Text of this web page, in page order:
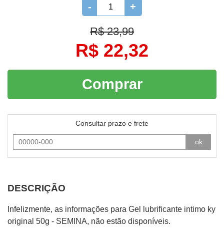
- +
R$ 23,99
R$ 22,32
Comprar
Consultar prazo e frete
ok
DESCRIÇÃO
Infelizmente, as informações para Gel lubrificante intimo ky
original 50g - SEMINA, não estão disponíveis.